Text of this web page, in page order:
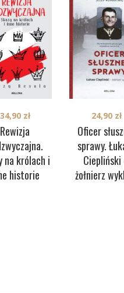
Rewizja
na królach i
historie
34,90 zł
Oficer
sprawy.
żołnierz
24,90 zł